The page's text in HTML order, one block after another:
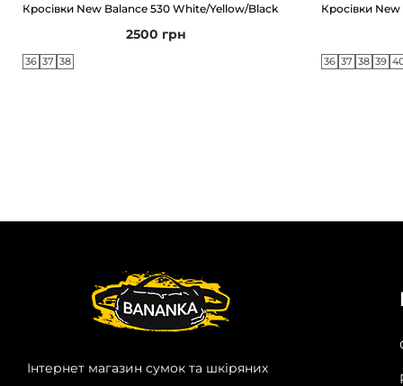
Кросівки New Balance 530 White/Yellow/Black
2500 грн
36 37 38
Кросівки
36 37 38 39
Інтернет магазин сумок та шкіряних